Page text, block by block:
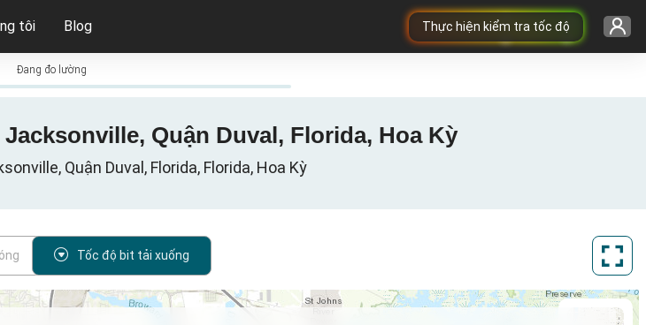
Thực hiện kiểm tra tốc độ
tôi Blog
Đang đo lường
Quận Duval, Florida, Hoa Kỳ
Quận Duval, Florida, Florida, Hoa Kỳ
Tốc độ bit tải xuống